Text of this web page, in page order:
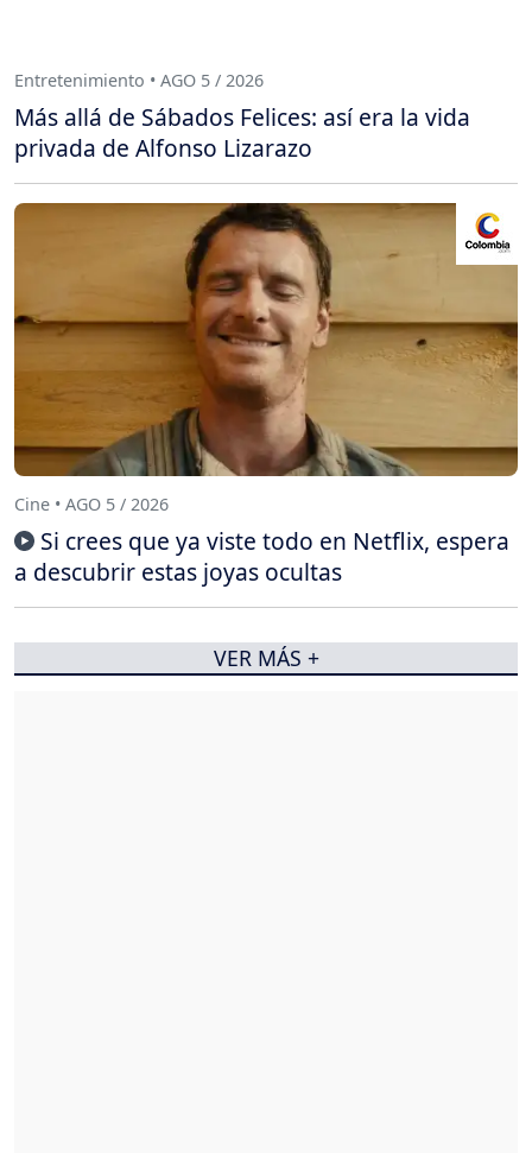
Entretenimiento • AGO 5 / 2026
Más allá de Sábados Felices: así era la vida
privada de Alfonso Lizarazo
Cine • AGO 5 / 2026
Si crees que ya viste todo en Netflix, espera
a descubrir estas joyas ocultas
VER MÁS +